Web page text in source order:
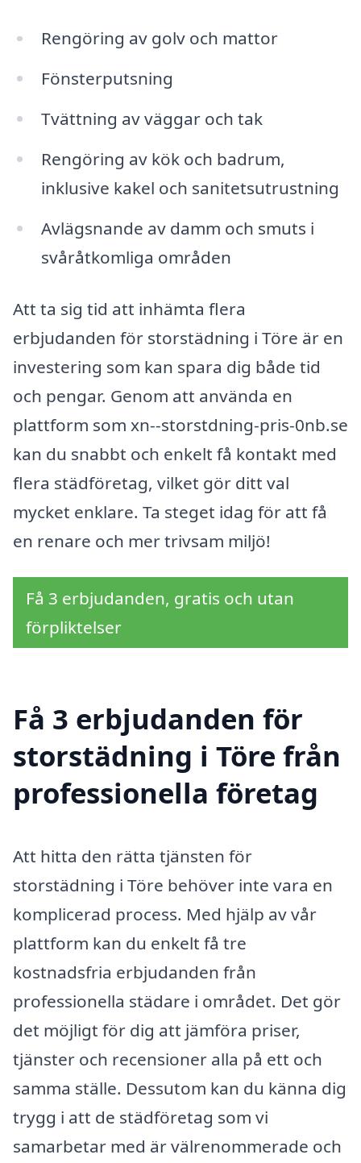
Rengöring av golv och mattor
Fönsterputsning
Tvättning av väggar och tak
Rengöring av kök och badrum,
inklusive kakel och sanitetsutrustning
Avlägsnande av damm och smuts i
svåråtkomliga områden
Att ta sig tid att inhämta flera
erbjudanden för storstädning i Töre är en
investering som kan spara dig både tid
och pengar. Genom att använda en
plattform som xn--storstdning-pris-0nb.se
kan du snabbt och enkelt få kontakt med
flera städföretag, vilket gör ditt val
mycket enklare. Ta steget idag för att få
en renare och mer trivsam miljö!
Få 3 erbjudanden, gratis och utan
förpliktelser
Få 3 erbjudanden för
storstädning i Töre från
professionella företag
Att hitta den rätta tjänsten för
storstädning i Töre behöver inte vara en
komplicerad process. Med hjälp av vår
plattform kan du enkelt få tre
kostnadsfria erbjudanden från
professionella städare i området. Det gör
det möjligt för dig att jämföra priser,
tjänster och recensioner alla på ett och
samma ställe. Dessutom kan du känna dig
trygg i att de städföretag som vi
samarbetar med är välrenommerade och